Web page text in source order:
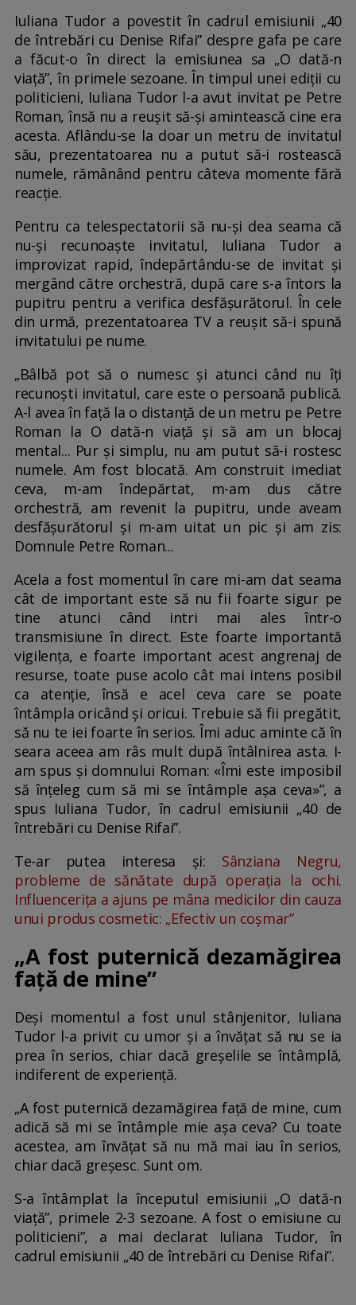
Iuliana Tudor a povestit în cadrul emisiunii „40
de întrebări cu Denise Rifai” despre gafa pe care
a făcut-o în direct la emisiunea sa „O dată-n
viață”, în primele sezoane. În timpul unei ediții cu
politicieni, Iuliana Tudor l-a avut invitat pe Petre
Roman, însă nu a reușit să-și amintească cine era
acesta. Aflându-se la doar un metru de invitatul
său, prezentatoarea nu a putut să-i rostească
numele, rămânând pentru câteva momente fără
reacție.
Pentru ca telespectatorii să nu-și dea seama că
nu-și recunoaște invitatul, Iuliana Tudor a
improvizat rapid, îndepărtându-se de invitat și
mergând către orchestră, după care s-a întors la
pupitru pentru a verifica desfășurătorul. În cele
din urmă, prezentatoarea TV a reușit să-i spună
invitatului pe nume.
„Bâlbă pot să o numesc și atunci când nu îți
recunoști invitatul, care este o persoană publică.
A-l avea în față la o distanță de un metru pe Petre
Roman la O dată-n viață și să am un blocaj
mental... Pur și simplu, nu am putut să-i rostesc
numele. Am fost blocată. Am construit imediat
ceva, m-am îndepărtat, m-am dus către
orchestră, am revenit la pupitru, unde aveam
desfășurătorul și m-am uitat un pic și am zis:
Domnule Petre Roman...
Acela a fost momentul în care mi-am dat seama
cât de important este să nu fii foarte sigur pe
tine atunci când intri mai ales într-o
transmisiune în direct. Este foarte importantă
vigilența, e foarte important acest angrenaj de
resurse, toate puse acolo cât mai intens posibil
ca atenție, însă e acel ceva care se poate
întâmpla oricând și oricui. Trebuie să fii pregătit,
să nu te iei foarte în serios. Îmi aduc aminte că în
seara aceea am râs mult după întâlnirea asta. I-
am spus și domnului Roman: «Îmi este imposibil
să înțeleg cum să mi se întâmple așa ceva»”, a
spus Iuliana Tudor, în cadrul emisiunii „40 de
întrebări cu Denise Rifai”.
Te-ar putea interesa și: Sânziana Negru,
probleme de sănătate după operația la ochi.
Influencerița a ajuns pe mâna medicilor din cauza
unui produs cosmetic: „Efectiv un coșmar”
„A fost puternică dezamăgirea
față de mine”
Deși momentul a fost unul stânjenitor, Iuliana
Tudor l-a privit cu umor și a învățat să nu se ia
prea în serios, chiar dacă greșelile se întâmplă,
indiferent de experiență.
„A fost puternică dezamăgirea față de mine, cum
adică să mi se întâmple mie așa ceva? Cu toate
acestea, am învățat să nu mă mai iau în serios,
chiar dacă greșesc. Sunt om.
S-a întâmplat la începutul emisiunii „O dată-n
viață”, primele 2-3 sezoane. A fost o emisiune cu
politicieni”, a mai declarat Iuliana Tudor, în
cadrul emisiunii „40 de întrebări cu Denise Rifai”.